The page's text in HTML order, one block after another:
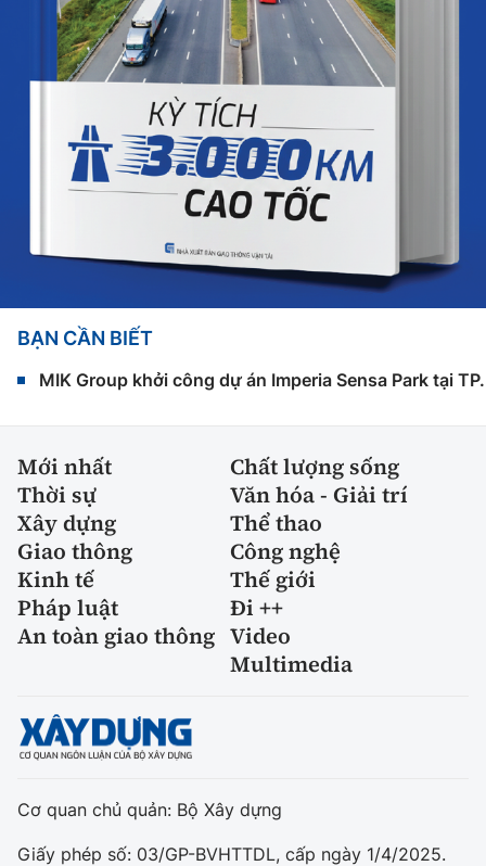
BẠN CẦN BIẾT
MIK Group khởi công dự án Imperia Sensa Park tại
Mới nhất
Chất lượng sống
Thời sự
Văn hóa - Giải trí
Xây dựng
Thể thao
Giao thông
Công nghệ
Kinh tế
Thế giới
Pháp luật
Đi ++
An toàn giao thông Video
Multimedia
Cơ quan chủ quản: Bộ Xây dựng
Giấy phép số: 03/GP-BVHTTDL, cấp ngày 1/4/2025.